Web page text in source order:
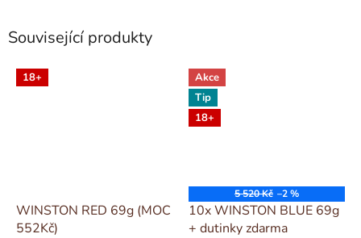
Související produkty
18+
WINSTON RED 69g (MOC
552Kč)
Akce
Tip
18+
5 520 Kč –2 %
10x WINSTON BLUE 69g
+ dutinky zdarma